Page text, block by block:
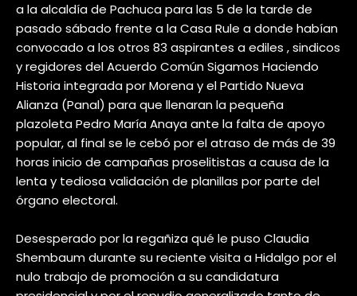
a la alcaldía de Pachuca para las 5 de la tarde de
pasado sábado frente a la Casa Rule a donde habían
convocado a los otros 83 aspirantes a ediles , sindicos
y regidores del Acuerdo Común Sigamos Haciendo
Historia integrada por Morena y el Partido Nueva
Alianza (Panal) para que llenaran la pequeña
plazoleta Pedro María Anaya ante la falta de apoyo
popular, al final se le cebó por el atraso de más de 39
horas inicio de campañas proselitistas a causa de la
lenta y tediosa validación de planillas por parte del
órgano electoral.
Desesperado por la regañiza qué le puso Claudia
Shembaum durante su reciente visita a Hidalgo por el
nulo trabajo de promoción a su candidatura